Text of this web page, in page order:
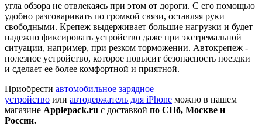
угла обзора не отвлекаясь при этом от дороги. С его помощью
удобно разговаривать по громкой связи, оставляя руки
свободными. Крепеж выдерживает большие нагрузки и будет
надежно фиксировать устройство даже при экстремальной
ситуации, например, при резком торможении. Автокрепеж -
полезное устройство, которое повысит безопасность поездки
и сделает ее более комфортной и приятной.
Приобрести автомобильное зарядное
устройство или автодержатель для iPhone можно в нашем
магазине Applepack.ru с доставкой по СПб, Москве и
России.